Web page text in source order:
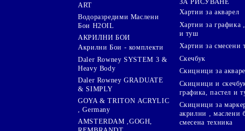
ART
Водоразредими Маслени
Бои H2OIL
АКРИЛНИ БОИ
Акрилни Бои - комплекти
Daler Rowney SYSTEM 3 &
Heavy Body
Daler Rowney GRADUATE
& SIMPLY
GOYA & TRITON АCRYLIC
, Germany
AMSTERDAM ,GOGH,
ЗА РИСУВАНЕ
Хартии за акварел
Хартии за графика
и туш
Хартии за смесени
Скечбук
Скицници за
Скицници и
графика, пастел и
Скицници за
акрилни , маслени
смесена техника